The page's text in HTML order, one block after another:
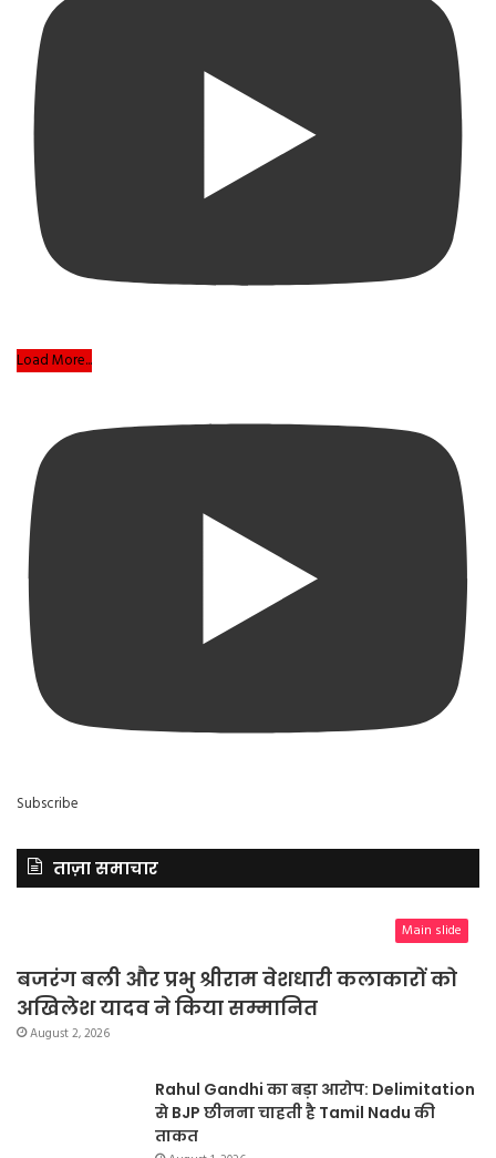
Load More...
Subscribe
ताज़ा समाचार
Main slide
बजरंग बली और प्रभु श्रीराम वेशधारी कलाकारों को
अखिलेश यादव ने किया सम्मानित
August 2, 2026
Rahul Gandhi का बड़ा आरोप: Delimitation
से BJP छीनना चाहती है Tamil Nadu की
ताकत